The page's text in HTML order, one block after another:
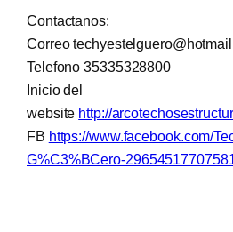
Contactanos:
Correo
Telefono 35335328800
Inicio del
website http://
FB https://www.facebook.com/
G%C3%BCero-